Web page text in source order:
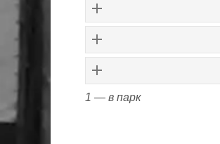
1 — в парк